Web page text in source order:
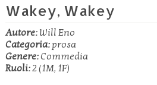
Wakey, Wakey
Autore:Will Eno
Categoria:prosa
Genere:Commedia
Ruoli:2 (1M, 1F)